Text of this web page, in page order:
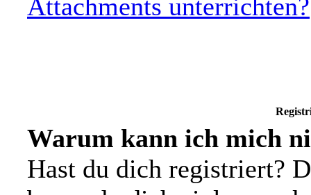
Attachments unterrichten?
Warum kann ich mich
Hast du dich registriert?